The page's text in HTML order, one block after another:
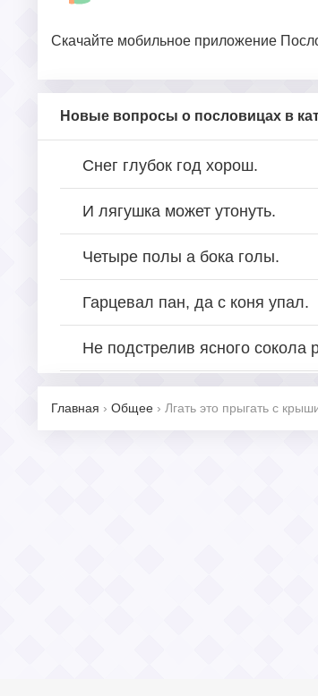
Скачайте мобильное приложение
Новые вопросы о пословицах в
Снег глубок год хорош.
И лягушка может утонуть.
Четыре полы а бока голы.
Гарцевал пан, да с коня упал.
Не подстрелив ясного сокола
Главная › Общее › Лгать это прыгать с